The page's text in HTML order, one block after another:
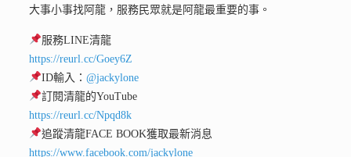
大事小事找阿龍，服務民眾就是阿龍最重要的事。
服務LINE清龍
https://reurl.cc/Goey6Z
ID輸入：@jackylone
訂閱清龍的YouTube
https://reurl.cc/Npqd8k
追蹤清龍FACE BOOK獲取最新消息
https://www.facebook.com/jackylone